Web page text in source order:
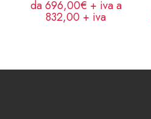
da 696,00€ + iva a
832,00 + iva